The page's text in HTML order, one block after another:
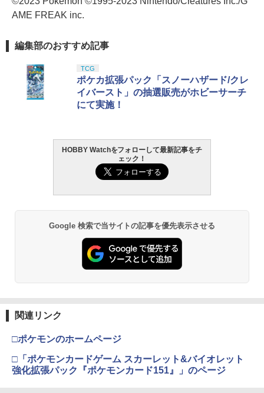
AME FREAK inc.
編集部のおすすめ記事
TCG
ポケカ拡張パック「スノーハザード/クレ
イバースト」の抽選販売がホビーサーチ
にて実施！
HOBBY Watchをフォローして最新記事をチ
ェック！
Google 検索で当サイトの記事を優先表示させる
関連リンク
□ポケモンのホームページ
□「ポケモンカードゲーム スカーレット&バイオレット
強化拡張パック『ポケモンカード151』」のページ